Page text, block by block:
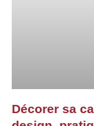
Décorer sa